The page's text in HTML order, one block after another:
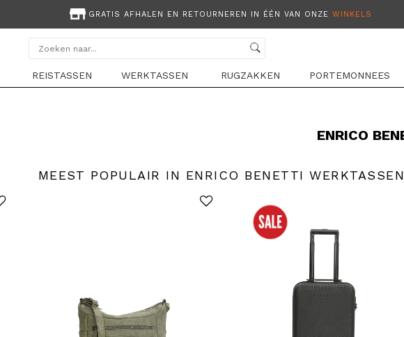
GRATIS AFHALEN EN RETOURNEREN IN ÉÉN VAN ONZE WINKELS
REISTASSEN WERKTASSEN RUGZAKKEN PORTEMONNEES
ENRICO
MEEST POPULAIR IN ENRICO BENETTI WERKTASSEN